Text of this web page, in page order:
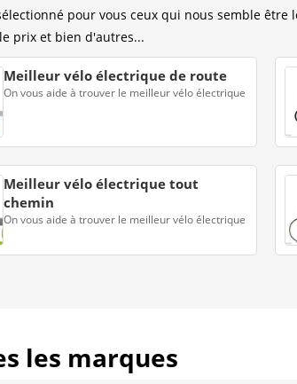
pour vous ceux qui nous semble
prix et bien d'autres...
Meilleur vélo électrique de route
On vous aide à trouver le meilleur vélo électrique
Meilleur vélo électrique tout
chemin
On vous aide à trouver le meilleur vélo électrique
les marques